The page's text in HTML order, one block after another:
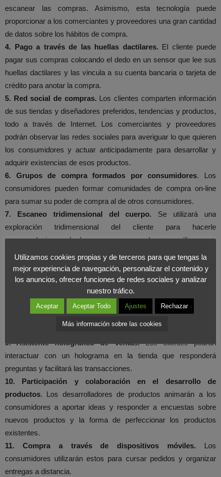
escanear las compras. Asimismo, esta tecnología puede
proporcionar a los comerciantes y proveedores una gran cantidad
de datos sobre los hábitos de compra.
4. Pago a través de las huellas dactilares. El cliente puede
pagar sus compras colocando el dedo en un sensor que lee sus
huellas dactilares y las vincula a su cuenta bancaria o tarjeta de
crédito para anotar la compra.
5. Red social de compras. Los clientes comparten información
de sus tiendas y diseñadores preferidos, tendencias y productos,
todo a través de Internet. Los comerciantes y proveedores
podrán observar las redes sociales para averiguar lo que quieren
los consumidores y actuar anticipadamente para desarrollar y
adquirir existencias de esos productos.
6. Grupos de compra formados por consumidores. Los
consumidores pueden formar comunidades de compra on-line
para sumar su poder de compra al de otros consumidores.
7. Escaneo tridimensional del cuerpo. Se utilizará una
exploración tridimensional del cliente para hacerle
recomendaciones de las marcas y prendas específicas que
pueden quedarle mejor o como ayuda para la confección de
prendas a medida.
8. Información de ventas y productos a través del teléfono
móvil (en función del lugar).Los consumidores podrán optar
por entrar en redes a través de las cuales se les enviarán
9. Asistente holográfico de ventas.Los clientes podrán
interactuar con un holograma en la tienda que responderá
preguntas y facilitará las transacciones.
10. Participación y colaboración en el desarrollo de
productos. Los desarrolladores de productos animarán a los
consumidores a aportar ideas y responder a encuestas sobre
nuevos productos y la forma de perfeccionar los productos
existentes.
11. Compra a través de dispositivos móviles. Los
consumidores utilizarán estos para cursar pedidos y organizar
entregas a distancia.
Utilizamos cookies propias y de terceros para que tengas la
mejor experiencia de navegación, personalizar el contenido y
los anuncios, ofrecer funciones de redes sociales y analizar
nuestro tráfico.
Aceptar Aceptar Todo Ajustes Rechazar
Más información sobre las cookies